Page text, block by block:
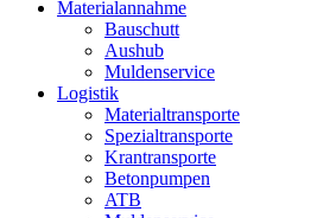
Materialannahme
Bauschutt
Aushub
Muldenservice
Logistik
Materialtransporte
Spezialtransporte
Krantransporte
Betonpumpen
ATB